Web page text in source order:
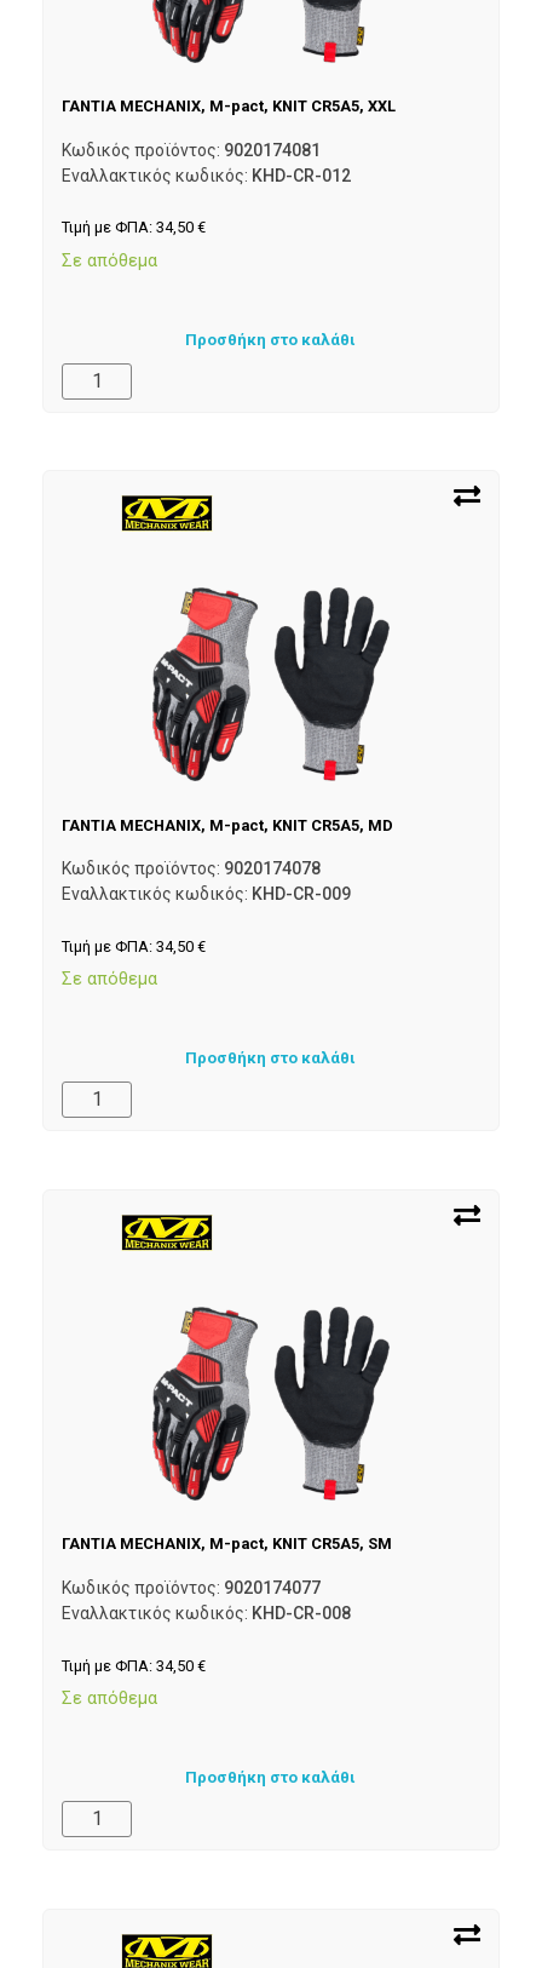
ΓΑΝΤΙΑ MECHANIX, M-pact, KNIT CR5A5, XXL
Κωδικός προϊόντος: 9020174081
Εναλλακτικός κωδικός: KHD-CR-012
Τιμή με ΦΠΑ: 34,50 €
Σε απόθεμα
Προσθήκη στο καλάθι
ΓΑΝΤΙΑ MECHANIX, M-pact, KNIT CR5A5, MD
Κωδικός προϊόντος: 9020174078
Εναλλακτικός κωδικός: KHD-CR-009
Τιμή με ΦΠΑ: 34,50 €
Σε απόθεμα
Προσθήκη στο καλάθι
ΓΑΝΤΙΑ MECHANIX, M-pact, KNIT CR5A5, SM
Κωδικός προϊόντος: 9020174077
Εναλλακτικός κωδικός: KHD-CR-008
Τιμή με ΦΠΑ: 34,50 €
Σε απόθεμα
Προσθήκη στο καλάθι